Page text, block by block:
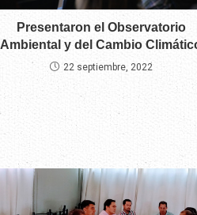
Presentaron el Observatorio
Ambiental y del Cambio
22 septiembre, 2022